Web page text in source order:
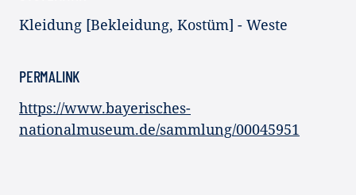
Kleidung [Bekleidung, Kostüm] - Weste
PERMALINK
https://www.bayerisches-
nationalmuseum.de/sammlung/00045951